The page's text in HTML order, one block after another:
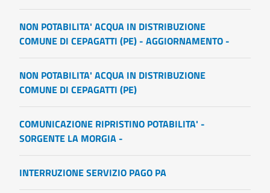
NON POTABILITA' ACQUA IN DISTRIBUZIONE
COMUNE DI CEPAGATTI (PE) - AGGIORNAMENTO -
NON POTABILITA' ACQUA IN DISTRIBUZIONE
COMUNE DI CEPAGATTI (PE)
COMUNICAZIONE RIPRISTINO POTABILITA' -
SORGENTE LA MORGIA -
INTERRUZIONE SERVIZIO PAGO PA